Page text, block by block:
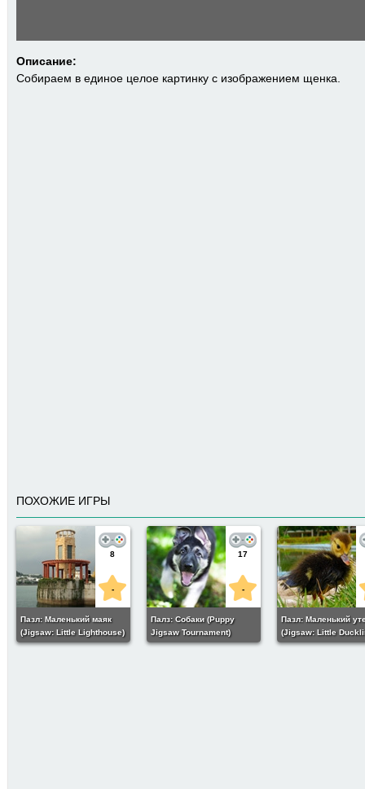
Описание:
Собираем в единое целое картинку с изображением щенка.
ПОХОЖИЕ ИГРЫ
8
-
Пазл: Маленький маяк
(Jigsaw: Little Lighthouse)
17
-
Палз: Собаки (Puppy
Jigsaw Tournament)
Пазл: Маленький
(Jigsaw: Little